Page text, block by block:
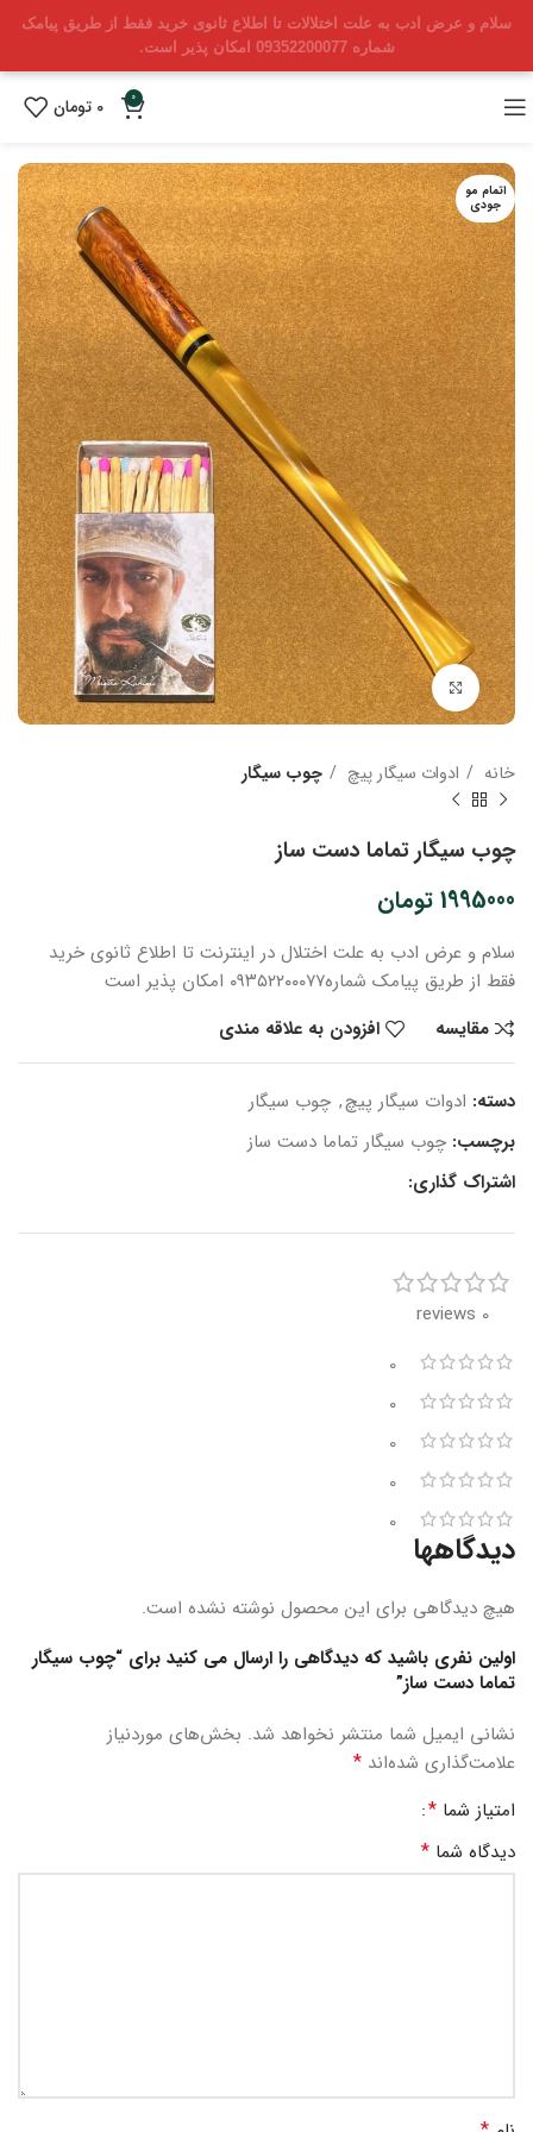
سلام و عرض ادب به علت اختلالات تا اطلاع ثانوی خرید فقط از طریق پیامک
شماره 09352200077 امکان پذیر است.
0
0 تومان
اتمام مو
جودی
بزرگنمایی تصویر
خانه ادوات سیگار پیچ چوب سیگار
چوب سیگار تماما دست ساز
1995000 تومان
سلام و عرض ادب به علت اختلال در اینترنت تا اطلاع ثانوی خرید
فقط از طریق پیامک شماره۰۹۳۵۲۲۰۰۰۷۷ امکان پذیر است
مقایسه
افزودن به علاقه مندی
دسته: ادوات سیگار پیچ, چوب سیگار
برچسب: چوب سیگار تماما دست ساز
اشتراک گذاری:
0 reviews
0
0
0
0
0
دیدگاهها
هیچ دیدگاهی برای این محصول نوشته نشده است.
اولین نفری باشید که دیدگاهی را ارسال می کنید برای “چوب سیگار
تماما دست ساز”
نشانی ایمیل شما منتشر نخواهد شد. بخش‌های موردنیاز
علامت‌گذاری شده‌اند *
امتیاز شما *
دیدگاه شما *